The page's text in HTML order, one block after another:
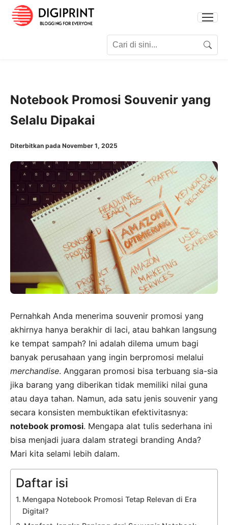
Search
Notebook Promosi Souvenir yang
Selalu Dipakai
Diterbitkan pada November 1, 2025
Pernahkah Anda menerima souvenir promosi yang
akhirnya hanya berakhir di laci, atau bahkan langsung
ke tempat sampah? Ini adalah dilema umum bagi
banyak perusahaan yang ingin berpromosi melalui
merchandise. Anggaran promosi bisa terbuang sia-sia
jika barang yang diberikan tidak memiliki nilai guna
atau daya tahan. Namun, ada satu jenis souvenir yang
secara konsisten membuktikan efektivitasnya:
notebook promosi. Mengapa alat tulis sederhana ini
bisa menjadi juara dalam strategi branding Anda?
Mari kita selami lebih dalam.
Daftar isi
Mengapa Notebook Promosi Tetap Relevan di Era
Digital?